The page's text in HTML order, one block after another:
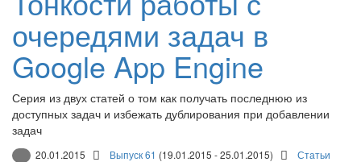
очередями задач в
Google App Engine
Серия из двух статей о том как получать последнюю из
доступных задач и избежать дублирования при добавлении
задач
20.01.2015 Выпуск 61 (19.01.2015 - 25.01.2015) Статьи